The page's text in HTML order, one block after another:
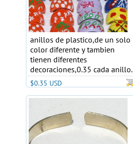
anillos de plastico,de un solo
color diferente y tambien
tienen diferentes
decoraciones,0.35 cada anillo.
$0.35 USD